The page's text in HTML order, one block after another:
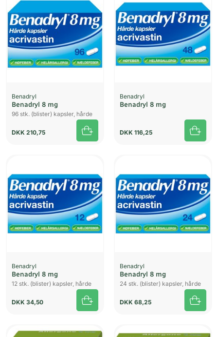
Benadryl
Benadryl 8 mg
96 stk. (blister) kapsler, hårde
DKK 210,75
Benadryl
Benadryl 8 mg
DKK 116,25
Benadryl
Benadryl 8 mg
12 stk. (blister) kapsler, hårde
DKK 34,50
Benadryl
Benadryl 8 mg
24 stk. (blister) kapsler, hårde
DKK 68,25